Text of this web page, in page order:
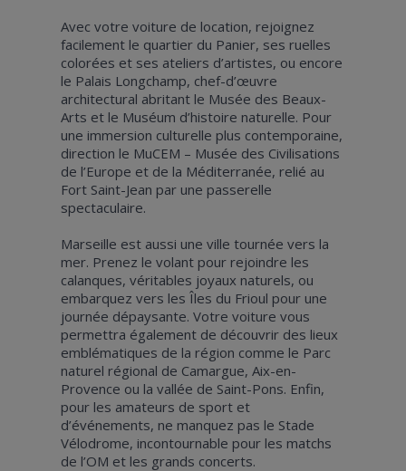
Avec votre voiture de location, rejoignez
facilement le quartier du Panier, ses ruelles
colorées et ses ateliers d’artistes, ou encore
le Palais Longchamp, chef-d’œuvre
architectural abritant le Musée des Beaux-
Arts et le Muséum d’histoire naturelle. Pour
une immersion culturelle plus contemporaine,
direction le MuCEM – Musée des Civilisations
de l’Europe et de la Méditerranée, relié au
Fort Saint-Jean par une passerelle
spectaculaire.
Marseille est aussi une ville tournée vers la
mer. Prenez le volant pour rejoindre les
calanques, véritables joyaux naturels, ou
embarquez vers les Îles du Frioul pour une
journée dépaysante. Votre voiture vous
permettra également de découvrir des lieux
emblématiques de la région comme le Parc
naturel régional de Camargue, Aix-en-
Provence ou la vallée de Saint-Pons. Enfin,
pour les amateurs de sport et
d’événements, ne manquez pas le Stade
Vélodrome, incontournable pour les matchs
de l’OM et les grands concerts.